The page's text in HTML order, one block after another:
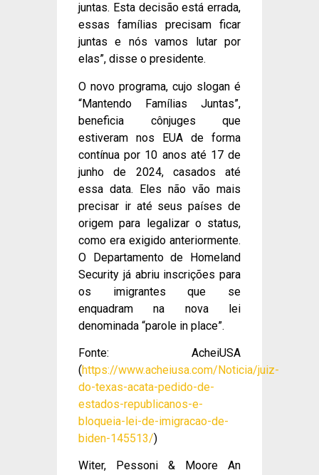
juntas. Esta decisão está errada,
essas famílias precisam ficar
juntas e nós vamos lutar por
elas”, disse o presidente.
O novo programa, cujo slogan é
“Mantendo Famílias Juntas”,
beneficia cônjuges que
estiveram nos EUA de forma
contínua por 10 anos até 17 de
junho de 2024, casados até
essa data. Eles não vão mais
precisar ir até seus países de
origem para legalizar o status,
como era exigido anteriormente.
O Departamento de Homeland
Security já abriu inscrições para
os imigrantes que se
enquadram na nova lei
denominada “parole in place”.
Fonte: AcheiUSA
(https://www.acheiusa.com/Noticia/juiz-
do-texas-acata-pedido-de-
estados-republicanos-e-
bloqueia-lei-de-imigracao-de-
biden-145513/)
Witer, Pessoni & Moore An